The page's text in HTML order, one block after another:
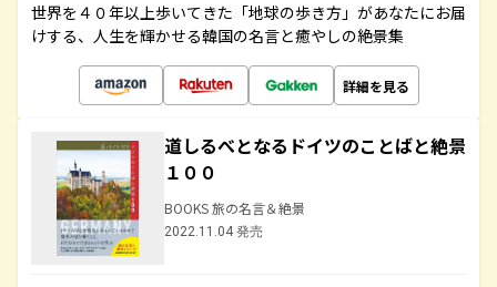
世界を４０年以上歩いてきた「地球の歩き方」があなたにお届
けする、人生を輝かせる韓国の名言と癒やしの絶景集
詳細を見る
道しるべとなるドイツのことばと絶景
１００
BOOKS 旅の名言＆絶景
2022.11.04 発売